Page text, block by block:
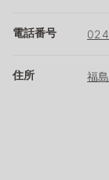
電話番号
住所 福